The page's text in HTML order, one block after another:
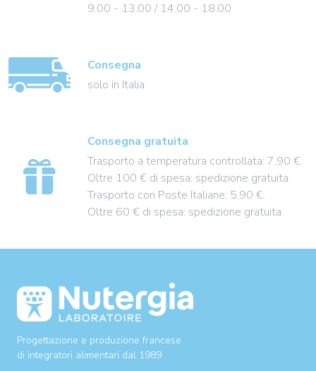
9.00 - 13.00 / 14.00 - 18.00
Consegna
solo in Italia
Consegna gratuita
Trasporto a temperatura controllata: 7,90 €.
Oltre 100 € di spesa: spedizione gratuita.
Trasporto con Poste Italiane: 5,90 €.
Oltre 60 € di spesa: spedizione gratuita
Progettazione e produzione francese
di integratori alimentari dal 1989